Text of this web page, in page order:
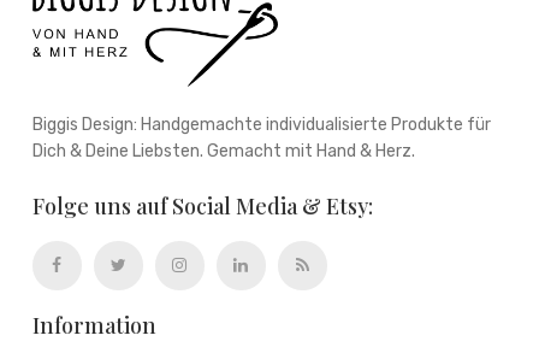
Biggis Design: Handgemachte individualisierte Produkte für
Dich & Deine Liebsten. Gemacht mit Hand & Herz.
Folge uns auf Social Media & Etsy:
Information